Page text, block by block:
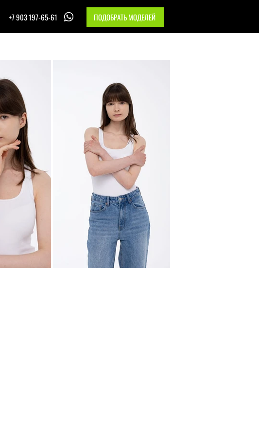
+7 903 197-65-61 ПОДОБРАТЬ МОДЕЛЕЙ